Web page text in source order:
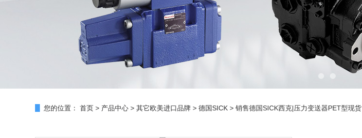
您的位置： 首页 > 产品中心 > 其它欧美进口品牌 > 德国SICK > 销售德国SICK西克|压力变送器PET型现货